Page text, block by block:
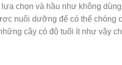
chọn và hầu như không dùng
nuôi dưỡng để có thể chóng
cây có độ tuổi ít như vậy